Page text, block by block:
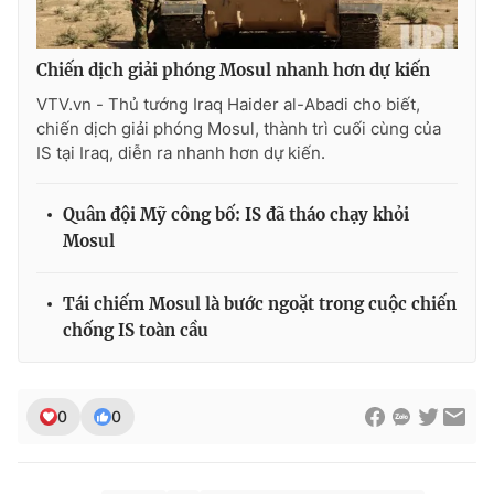
THỜI BÁO VTV
Theo dõi báo trên
Cơ quan báo chí: Thời báo VTV
Giấy phép hoạt động báo in và báo điện tử số 483/GP-BTTTT
Phó Tổng Biên tập:
Nguyễn Thị Mỹ Hạnh, Phạm Quốc Thắng,
Chiến dịch giải phóng Mosul nhanh hơn dự kiến
VTV.vn - Thủ tướng Iraq Haider al-Abadi cho biết,
chiến dịch giải phóng Mosul, thành trì cuối cùng của
IS tại Iraq, diễn ra nhanh hơn dự kiến.
Quân đội Mỹ công bố: IS đã tháo chạy khỏi
Mosul
Tái chiếm Mosul là bước ngoặt trong cuộc chiến
chống IS toàn cầu
0 0